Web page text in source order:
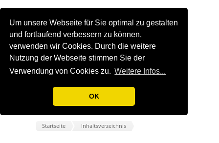
Um unsere Webseite für Sie optimal zu gestalten
und fortlaufend verbessern zu können,
verwenden wir Cookies. Durch die weitere
Nutzung der Webseite stimmen Sie der
Verwendung von Cookies zu. Weitere Infos...
OK
Startseite Inhaltsverzeichnis